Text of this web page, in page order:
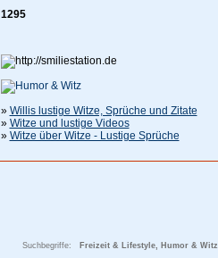
1295
» Willis lustige Witze, Sprüche und Zitate
» Witze und lustige Videos
» Witze über Witze - Lustige Sprüche
Suchbegriffe: Freizeit & Lifestyle, Humor & Witz